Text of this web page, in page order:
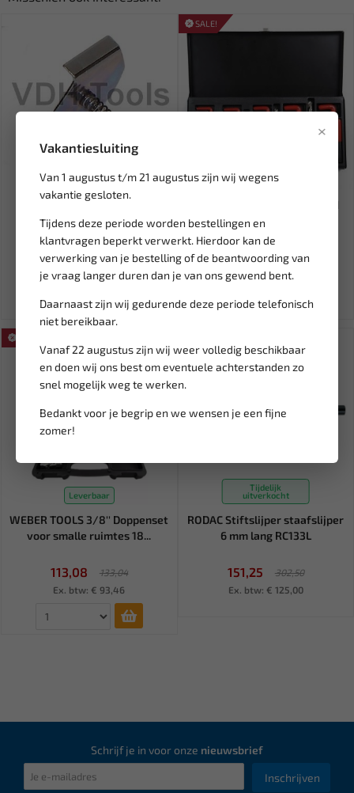
×
Vakantiesluiting
Van 1 augustus t/m 21 augustus zijn wij wegens
vakantie gesloten.
Tijdens deze periode worden bestellingen en
klantvragen beperkt verwerkt. Hierdoor kan de
verwerking van je bestelling of de beantwoording van
je vraag langer duren dan je van ons gewend bent.
Daarnaast zijn wij gedurende deze periode telefonisch
niet bereikbaar.
Vanaf 22 augustus zijn wij weer volledig beschikbaar
en doen wij ons best om eventuele achterstanden zo
snel mogelijk weg te werken.
Bedankt voor je begrip en we wensen je een fijne
zomer!
Leverbaar
GoJak Houder stopplaat met
veer GJ2027
14,34
Ex. btw: € 11,85
SALE!
Leverbaar
Reparatie set M5 t/m M12...
61,61
72,48
Ex. btw: € 50,92
Leverbaar
WEBER TOOLS 3/8'' Doppenset
voor smalle ruimtes 18...
113,08
133,04
Ex. btw: € 93,46
Tijdelijk
uitverkocht
RODAC Stiftslijper staafslijper
6 mm lang RC133L
151,25
302,50
Ex. btw: € 125,00
Schrijf je in voor onze nieuwsbrief
Inschrijven